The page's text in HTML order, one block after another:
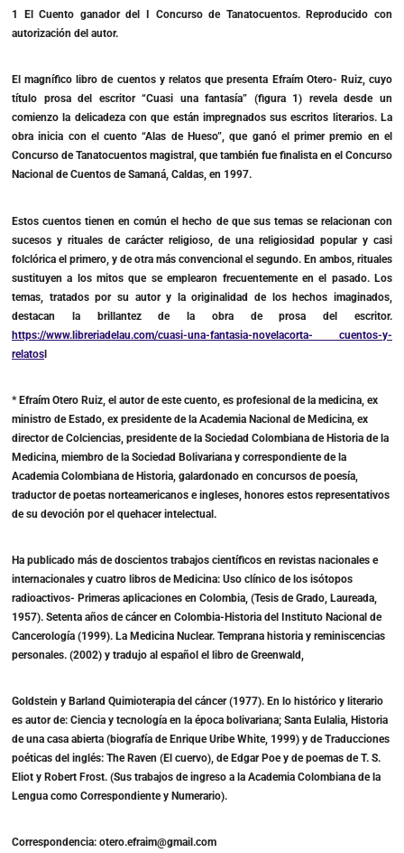
1 El Cuento ganador del I Concurso de Tanatocuentos. Reproducido con
autorización del autor.
El magnífico libro de cuentos y relatos que presenta Efraím Otero- Ruiz, cuyo
título prosa del escritor “Cuasi una fantasía” (figura 1) revela desde un
comienzo la delicadeza con que están impregnados sus escritos literarios. La
obra inicia con el cuento “Alas de Hueso”, que ganó el primer premio en el
Concurso de Tanatocuentos magistral, que también fue finalista en el Concurso
Nacional de Cuentos de Samaná, Caldas, en 1997.
Estos cuentos tienen en común el hecho de que sus temas se relacionan con
sucesos y rituales de carácter religioso, de una religiosidad popular y casi
folclórica el primero, y de otra más convencional el segundo. En ambos, rituales
sustituyen a los mitos que se emplearon frecuentemente en el pasado. Los
temas, tratados por su autor y la originalidad de los hechos imaginados,
destacan la brillantez de la obra de prosa del escritor.
https://www.libreriadelau.com/cuasi-una-fantasia-novelacorta- cuentos-y-
relatosl
* Efraím Otero Ruiz, el autor de este cuento, es profesional de la medicina, ex
ministro de Estado, ex presidente de la Academia Nacional de Medicina, ex
director de Colciencias, presidente de la Sociedad Colombiana de Historia de la
Medicina, miembro de la Sociedad Bolivariana y correspondiente de la
Academia Colombiana de Historia, galardonado en concursos de poesía,
traductor de poetas norteamericanos e ingleses, honores estos representativos
de su devoción por el quehacer intelectual.
Ha publicado más de doscientos trabajos científicos en revistas nacionales e
internacionales y cuatro libros de Medicina: Uso clínico de los isótopos
radioactivos- Primeras aplicaciones en Colombia, (Tesis de Grado, Laureada,
1957). Setenta años de cáncer en Colombia-Historia del Instituto Nacional de
Cancerología (1999). La Medicina Nuclear. Temprana historia y reminiscencias
personales. (2002) y tradujo al español el libro de Greenwald,
Goldstein y Barland Quimioterapia del cáncer (1977). En lo histórico y literario
es autor de: Ciencia y tecnología en la época bolivariana; Santa Eulalia, Historia
de una casa abierta (biografía de Enrique Uribe White, 1999) y de Traducciones
poéticas del inglés: The Raven (El cuervo), de Edgar Poe y de poemas de T. S.
Eliot y Robert Frost. (Sus trabajos de ingreso a la Academia Colombiana de la
Lengua como Correspondiente y Numerario).
Correspondencia: otero.efraim@gmail.com